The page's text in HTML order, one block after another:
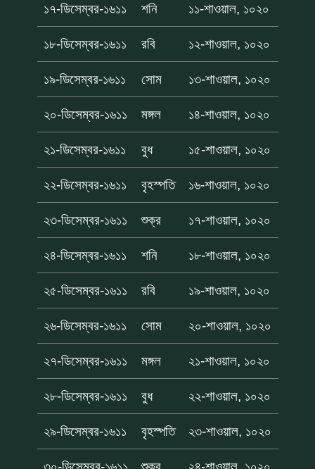
১৭-ডিসেম্বর-১৬১১ শনি ১১-শাওয়াল, ১০২০
১৮-ডিসেম্বর-১৬১১ রবি ১২-শাওয়াল, ১০২০
১৯-ডিসেম্বর-১৬১১ সোম ১৩-শাওয়াল, ১০২০
২০-ডিসেম্বর-১৬১১ মঙ্গল ১৪-শাওয়াল, ১০২০
২১-ডিসেম্বর-১৬১১ বুধ ১৫-শাওয়াল, ১০২০
২২-ডিসেম্বর-১৬১১ বৃহস্পতি ১৬-শাওয়াল, ১০২০
২৩-ডিসেম্বর-১৬১১ শুক্র ১৭-শাওয়াল, ১০২০
২৪-ডিসেম্বর-১৬১১ শনি ১৮-শাওয়াল, ১০২০
২৫-ডিসেম্বর-১৬১১ রবি ১৯-শাওয়াল, ১০২০
২৬-ডিসেম্বর-১৬১১ সোম ২০-শাওয়াল, ১০২০
২৭-ডিসেম্বর-১৬১১ মঙ্গল ২১-শাওয়াল, ১০২০
২৮-ডিসেম্বর-১৬১১ বুধ ২২-শাওয়াল, ১০২০
২৯-ডিসেম্বর-১৬১১ বৃহস্পতি ২৩-শাওয়াল, ১০২০